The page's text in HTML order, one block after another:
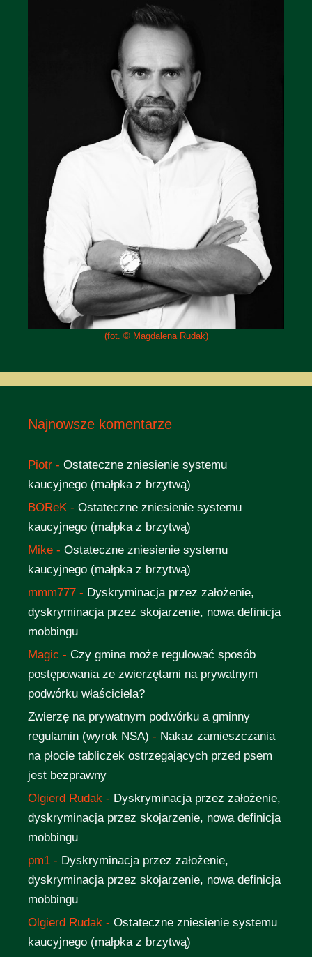
(fot. © Magdalena Rudak)
Najnowsze komentarze
Piotr - Ostateczne zniesienie systemu
kaucyjnego (małpka z brzytwą)
BOReK - Ostateczne zniesienie systemu
kaucyjnego (małpka z brzytwą)
Mike - Ostateczne zniesienie systemu
kaucyjnego (małpka z brzytwą)
mmm777 - Dyskryminacja przez założenie,
dyskryminacja przez skojarzenie, nowa definicja
mobbingu
Magic - Czy gmina może regulować sposób
postępowania ze zwierzętami na prywatnym
podwórku właściciela?
Zwierzę na prywatnym podwórku a gminny
regulamin (wyrok NSA) - Nakaz zamieszczania
na płocie tabliczek ostrzegających przed psem
jest bezprawny
Olgierd Rudak - Dyskryminacja przez założenie,
dyskryminacja przez skojarzenie, nowa definicja
mobbingu
pm1 - Dyskryminacja przez założenie,
dyskryminacja przez skojarzenie, nowa definicja
mobbingu
Olgierd Rudak - Ostateczne zniesienie systemu
kaucyjnego (małpka z brzytwą)